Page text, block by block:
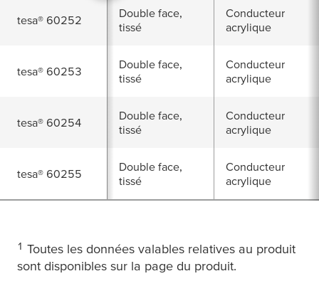
tesa® 60252
Double face,
tissé
Conducteur
acrylique
tesa® 60253
Double face,
tissé
Conducteur
acrylique
tesa® 60254
Double face,
tissé
Conducteur
acrylique
tesa® 60255
Double face,
tissé
Conducteur
acrylique
1 Toutes les données valables relatives au produit
sont disponibles sur la page du produit.